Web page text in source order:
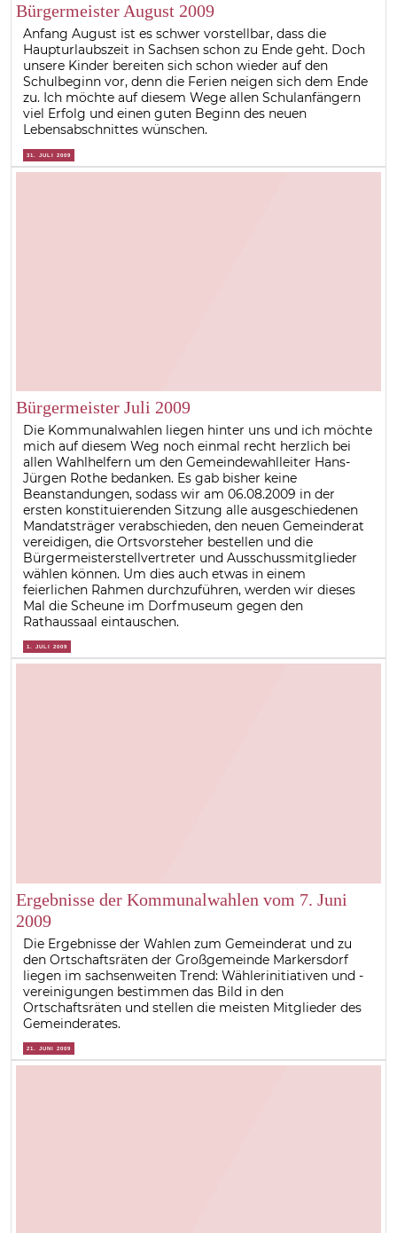
Bürgermeister August 2009
Anfang August ist es schwer vorstellbar, dass die
Haupturlaubszeit in Sachsen schon zu Ende geht. Doch
unsere Kinder bereiten sich schon wieder auf den
Schulbeginn vor, denn die Ferien neigen sich dem Ende
zu. Ich möchte auf diesem Wege allen Schulanfängern
viel Erfolg und einen guten Beginn des neuen
Lebensabschnittes wünschen.
31. JULI 2009
Bürgermeister Juli 2009
Die Kommunalwahlen liegen hinter uns und ich möchte
mich auf diesem Weg noch einmal recht herzlich bei
allen Wahlhelfern um den Gemeindewahlleiter Hans-
Jürgen Rothe bedanken. Es gab bisher keine
Beanstandungen, sodass wir am 06.08.2009 in der
ersten konstituierenden Sitzung alle ausgeschiedenen
Mandatsträger verabschieden, den neuen Gemeinderat
vereidigen, die Ortsvorsteher bestellen und die
Bürgermeisterstellvertreter und Ausschussmitglieder
wählen können. Um dies auch etwas in einem
feierlichen Rahmen durchzuführen, werden wir dieses
Mal die Scheune im Dorfmuseum gegen den
Rathaussaal eintauschen.
1. JULI 2009
Ergebnisse der Kommunalwahlen vom 7. Juni
2009
Die Ergebnisse der Wahlen zum Gemeinderat und zu
den Ortschaftsräten der Großgemeinde Markersdorf
liegen im sachsenweiten Trend: Wählerinitiativen und -
vereinigungen bestimmen das Bild in den
Ortschaftsräten und stellen die meisten Mitglieder des
Gemeinderates.
21. JUNI 2009